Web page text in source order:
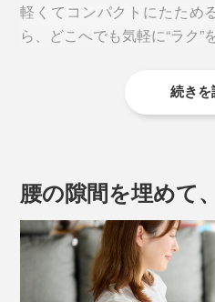
軽くてコンパクトにたため
ら、どこへでも気軽に“ラク”
続きを
腰の隙間を埋めて